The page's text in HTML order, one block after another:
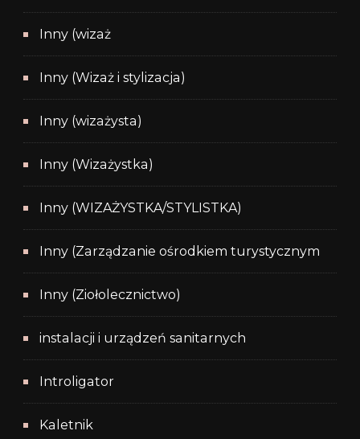
Inny (wizaż
Inny (Wizaż i stylizacja)
Inny (wizażysta)
Inny (Wizażystka)
Inny (WIZAŻYSTKA/STYLISTKA)
Inny (Zarządzanie ośrodkiem turystycznym
Inny (Ziołolecznictwo)
instalacji i urządzeń sanitarnych
Introligator
Kaletnik